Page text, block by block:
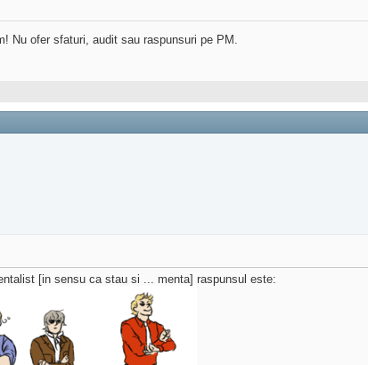
Nu ofer sfaturi, audit sau raspunsuri pe PM.
[in sensu ca stau si ... menta] raspunsul este: